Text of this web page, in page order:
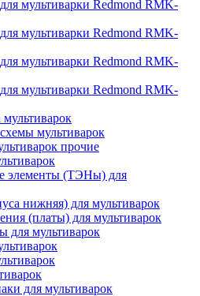
мультиварки Redmond RMK-
мультиварки Redmond RMK-
мультиварки Redmond RMK-
мультиварки Redmond RMK-
мультиварок
мультиварок
прочие
элементы (ТЭНы) для
нижняя) для мультиварок
(платы) для мультиварок
для мультиварок
для мультиварок